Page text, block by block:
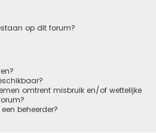
op dit forum?
omtrent misbruik en/of wettelijke
beheerder?